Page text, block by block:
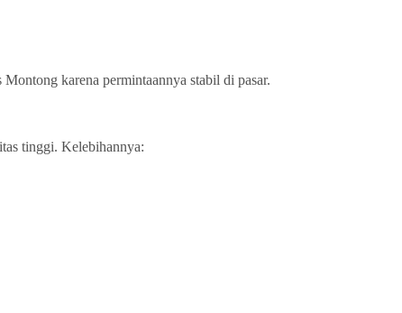
karena permintaannya stabil di pasar.
tinggi. Kelebihannya: